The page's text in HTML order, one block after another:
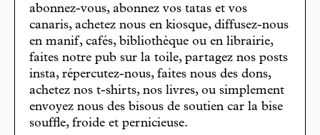
abonnez-vous, abonnez vos tatas et vos
canaris, achetez nous en kiosque, diffusez-nous
en manif, cafés, bibliothèque ou en librairie,
faites notre pub sur la toile, partagez nos posts
insta, répercutez-nous, faites nous des dons,
achetez nos t-shirts, nos livres, ou simplement
envoyez nous des bisous de soutien car la bise
souffle, froide et pernicieuse.